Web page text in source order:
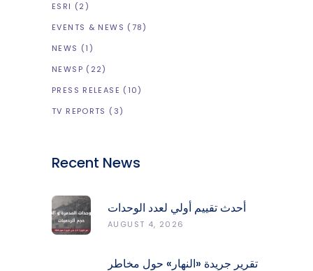
ESRI (2)
EVENTS & NEWS (78)
NEWS (1)
NEWSP (22)
PRESS RELEASE (10)
TV REPORTS (3)
Recent News
أحدث تقييم أولي لعدد الوحدات
المدمّرة والمتضرّرة وحجم
AUGUST 4, 2026
تقرير جريدة «النهار» حول مخاطر